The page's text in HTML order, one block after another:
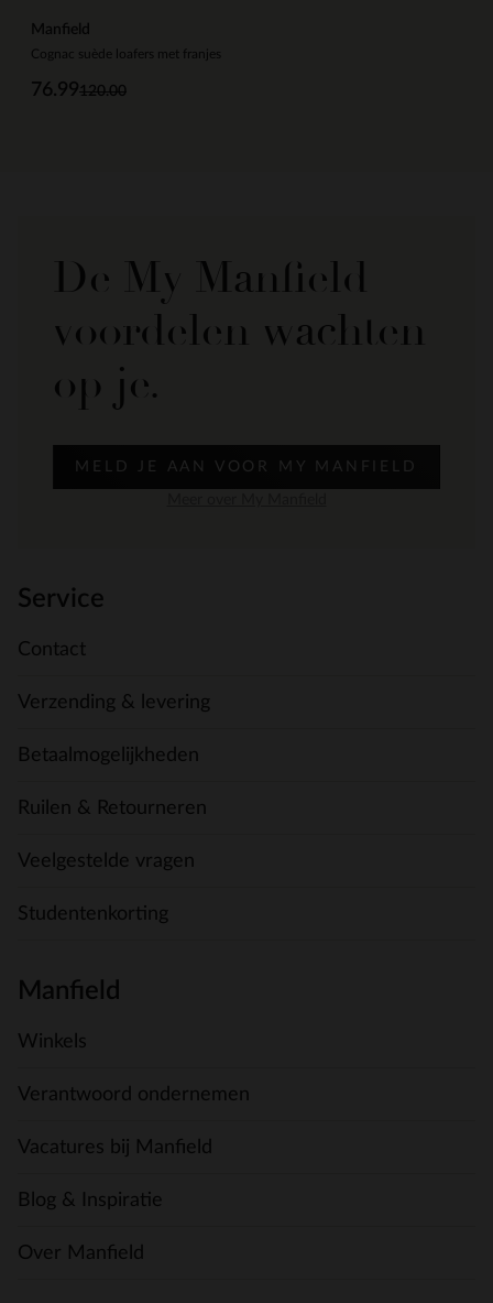
Manfield
Cognac suède loafers met franjes
120.00
76.99
De My Manfield
voordelen wachten
op je.
MELD JE AAN VOOR MY MANFIELD
Service
Contact
Verzending & levering
Betaalmogelijkheden
Ruilen & Retourneren
Veelgestelde vragen
Studentenkorting
Manfield
Winkels
Verantwoord ondernemen
Vacatures bij Manfield
Blog & Inspiratie
Over Manfield